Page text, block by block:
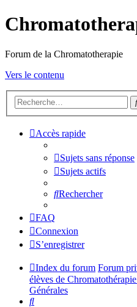
Forum de la Chromatotherapie
Vers le contenu
Accès rapide
Sujets sans réponse
Sujets actifs
Rechercher
FAQ
Connexion
S’enregistrer
Index du forum Forum
élèves de
Générales
Rechercher